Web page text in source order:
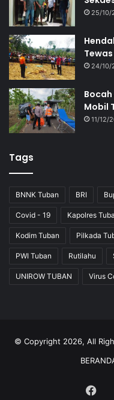
25/10/
24/10/
Mobil
11/12/
Tags
BNNK Tuban BRI
Covid - 19 Kapolres
Kodim Tuban Pilkada
PWI Tuban Rutilahu
UNIROW TUBAN Virus
© Copyright 2026, All